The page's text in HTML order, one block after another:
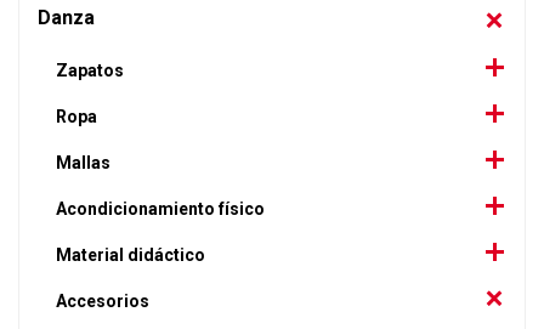
Danza
Zapatos
Ropa
Mallas
Acondicionamiento físico
Material didáctico
Accesorios